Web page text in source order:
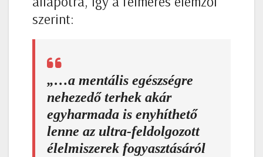
szerint:
„…a mentális egészségre
nehezedő terhek akár
egyharmada is enyhíthető
lenne az ultra-feldolgozott
élelmiszerek fogyasztásáról